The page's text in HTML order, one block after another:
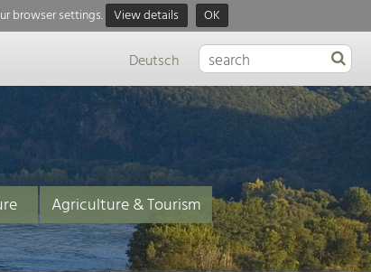
browser settings. View details OK
Deutsch
Agriculture & Tourism